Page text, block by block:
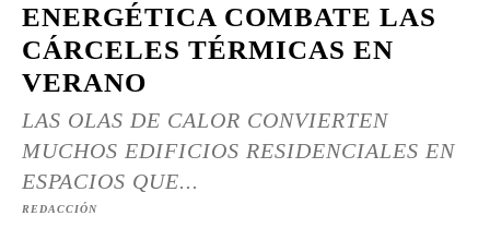
ENERGÉTICA COMBATE LAS
CÁRCELES TÉRMICAS EN
VERANO
LAS OLAS DE CALOR CONVIERTEN
MUCHOS EDIFICIOS RESIDENCIALES EN
ESPACIOS QUE...
REDACCIÓN